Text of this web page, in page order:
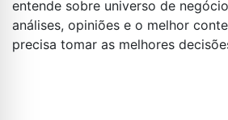
entende sobre universo de
análises, opiniões e o melhor
precisa tomar as melhores